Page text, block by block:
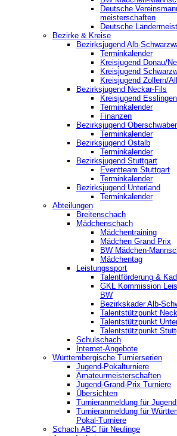
Deutsche
meisterschaften
Deutsche
Bezirke & Kreise
Bezirksjugend Alb-
Terminkalender
Kreisjugend Donau/
Kreisjugend
Kreisjugend Zollern/
Bezirksjugend Neckar-Fils
Kreisjugend
Terminkalender
Finanzen
Bezirksjugend
Terminkalender
Bezirksjugend Ostalb
Terminkalender
Bezirksjugend Stuttgart
‎Eventteam Stuttgart
Terminkalender
Bezirksjugend Unterland
Terminkalender
Abteilungen
Breitenschach
Mädchenschach
Mädchentraining
Mädchen Grand Prix
BW Mädchen-
Mädchentag
Leistungssport
Talentförderung &
GKL Kommission
BW
Bezirkskader Alb-
Talentstützpunkt
Talentstützpunkt
Talentstützpunkt
Schulschach
Internet-Angebote
Württembergische Turnierserien
Jugend-Pokalturniere
Amateurmeisterschaften
Jugend-Grand-Prix Turniere
Übersichten
Turnieranmeldung für
Turnieranmeldung für
Pokal-Turniere
Schach ABC für Neulinge